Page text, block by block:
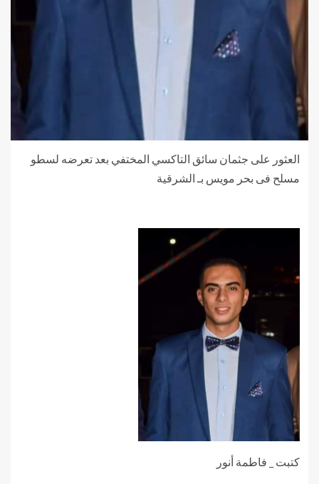
العثور على جثمان سائق التاكسي المختفي بعد تعرضه لسطو
مسلح فى بحر مويس بـ الشرقية
كتبت _ فاطمة أنور